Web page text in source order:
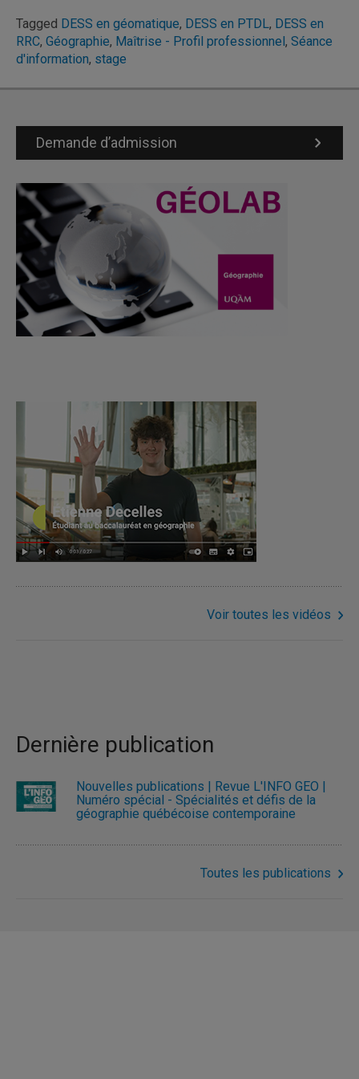
Tagged DESS en géomatique, DESS en PTDL, DESS en
RRC, Géographie, Maîtrise - Profil professionnel, Séance
d'information, stage
Demande d’admission
Voir toutes les vidéos
Dernière publication
Nouvelles publications | Revue L'INFO GÉO |
Numéro spécial - Spécialités et défis de la
géographie québécoise contemporaine
Toutes les publications